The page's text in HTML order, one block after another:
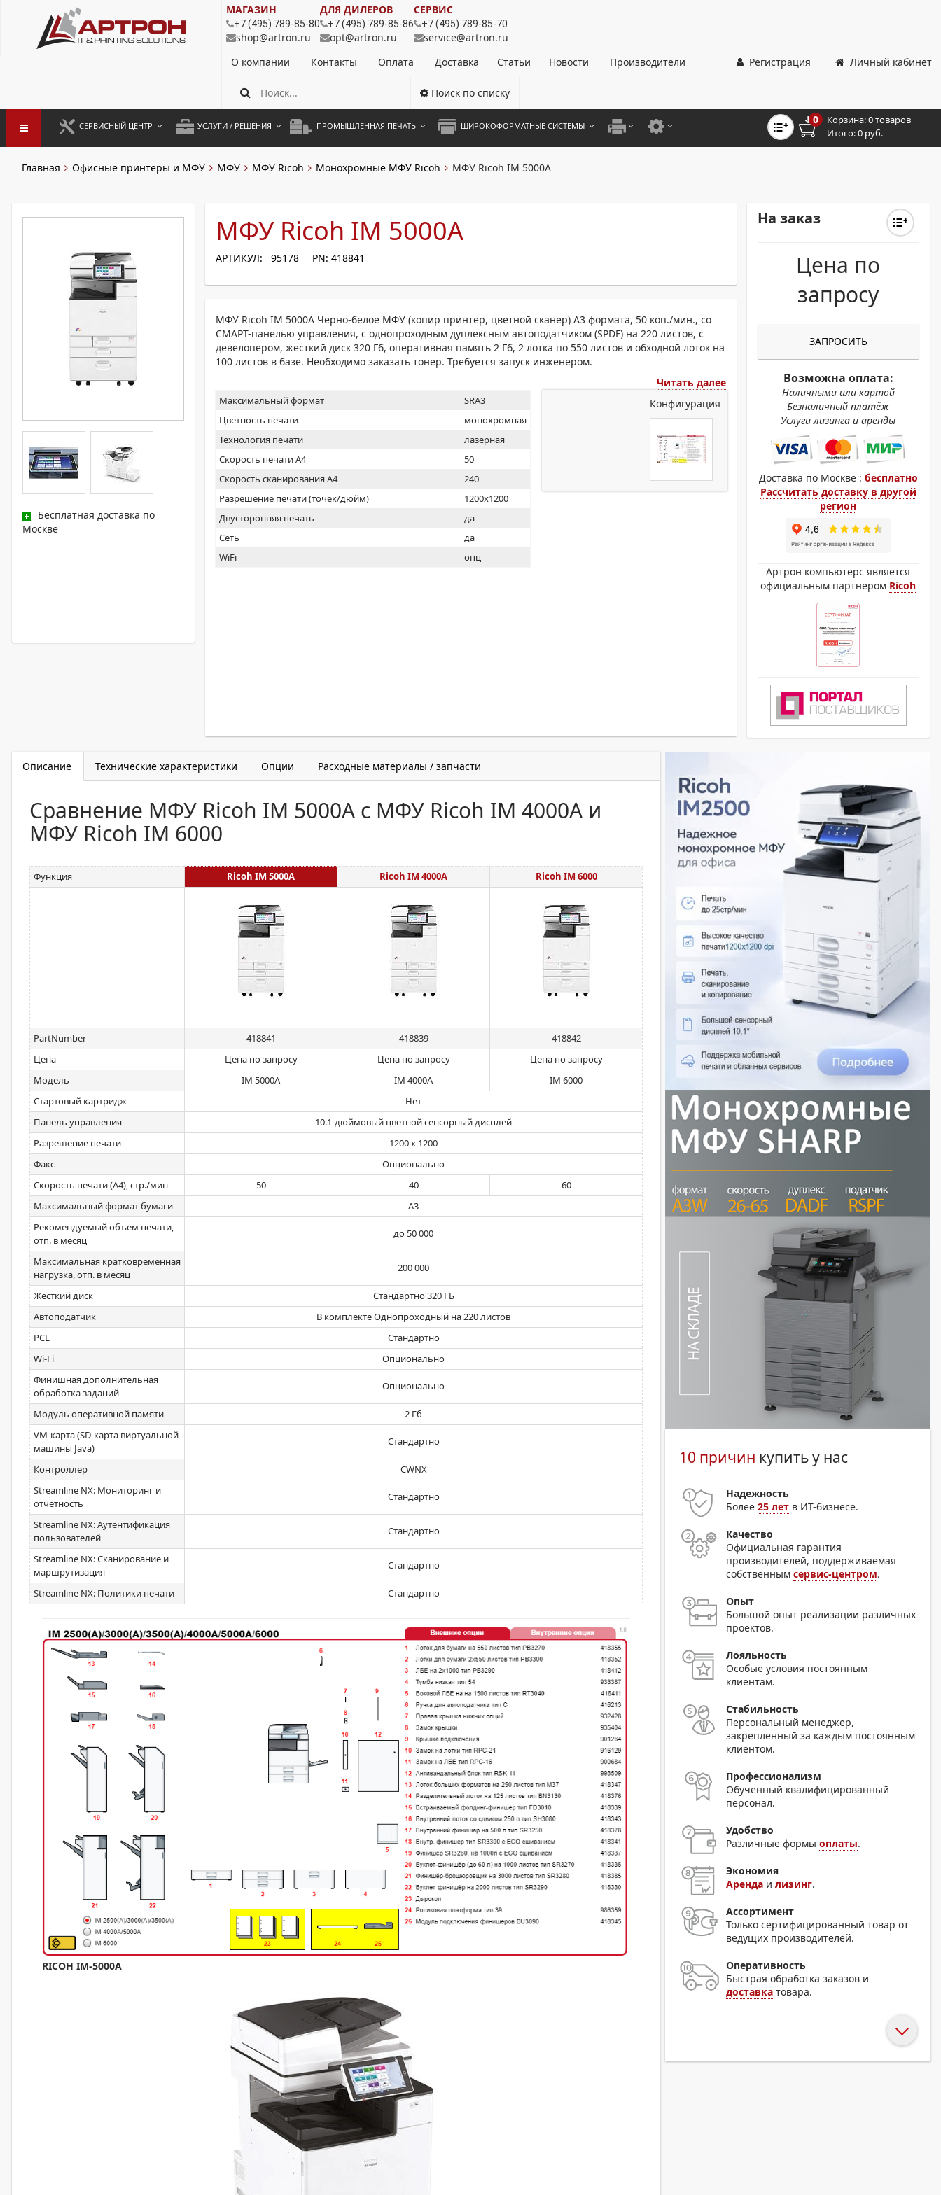
МАГАЗИН
+7 (495) 789-85-80
shop@artron.ru
ДЛЯ ДИЛЕРОВ
+7 (495) 789-85-86
opt@artron.ru
СЕРВИС
+7 (495) 789-85-70
service@artron.ru
О компании
Контакты Оплата Доставка Статьи Новости Производители Личный кабинет
Регистрация
Поиск по списку
СЕРВИСНЫЙ ЦЕНТР
ПРОФИЛАКТИКА И ТО
РАЗОВЫЕ РЕМОНТЫ
УСЛУГИ / РЕШЕНИЯ
АРЕНДА ОБОРУДОВАНИЯ
ПРОМЫШЛЕННАЯ ПЕЧАТЬ ШИРОКОФОРМАТНЫЕ СИСТЕМЫ
МОНОХРОМНЫЕ ПРИНТЕРЫ
ДЛЯ ШИРОКОФОРМАТНЫХ СИСТЕМ
0 Корзина:0 товаров
Итого:0 руб.
Главная Офисные принтеры и МФУ МФУ МФУ Ricoh Монохромные МФУ Ricoh МФУ Ricoh IM 5000A
Бесплатная доставка по
Москве
МФУ Ricoh IM 5000A
АРТИКУЛ: 95178 PN: 418841
МФУ Ricoh IM 5000A Черно-белое МФУ (копир принтер, цветной сканер) А3 формата, 50 коп./мин., со
СМАРТ-панелью управления, с однопроходным дуплексным автоподатчиком (SPDF) на 220 листов, с
девелопером, жесткий диск 320 Гб, оперативная память 2 Гб, 2 лотка по 550 листов и обходной лоток на
100 листов в базе. Необходимо заказать тонер. Требуется запуск инженером.
Читать далее
Максимальный формат
SRA3
Цветность печати
монохромная
Технология печати
лазерная
Скорость печати А4
50
Скорость сканирования А4
240
Разрешение печати (точек/дюйм)
1200х1200
Двусторонняя печать
да
Сеть
да
WiFi
опц
Конфигурация
На заказ
Цена по
запросу
ЗАПРОСИТЬ
Возможна оплата:
Наличными или картой
Безналичный платёж
Услуги лизинга и аренды
Доставка по Москве : бесплатно
Рассчитать доставку в другой
регион
Артрон компьютерс является
официальным партнером Ricoh
Описание Технические характеристики Опции Расходные материалы / запчасти
Сравнение МФУ Ricoh IM 5000A с МФУ Ricoh IM 4000A и
МФУ Ricoh IM 6000
Функция Ricoh IM 5000A Ricoh IM 4000A Ricoh IM 6000
PartNumber 418841 418839
418842
Цена
Цена по запросу Цена по запросу
Цена по запросу
Модель
IM 5000A IM 4000A
IM 6000
Стартовый картридж
Нет
Панель управления
10.1-дюймовый цветной сенсорный дисплей
Разрешение печати
1200 x 1200
Факс
Опционально
Скорость печати (А4), стр./мин
50 40
60
Максимальный формат бумаги
А3
Рекомендуемый объем печати,
отп. в месяц
до 50 000
Максимальная кратковременная
нагрузка, отп. в месяц
200 000
Жесткий диск
Стандартно 320 ГБ
Автоподатчик
В комплекте Однопроходный на 220 листов
PCL
Стандартно
Wi-Fi
Опционально
Финишная дополнительная
обработка заданий
Опционально
Модуль оперативной памяти
2 Гб
VM-карта (SD-карта виртуальной
машины Java)
Стандартно
Контроллер
CWNX
Streamline NX: Мониторинг и
отчетность
Стандартно
Streamline NX: Аутентификация
пользователей
Стандартно
Streamline NX: Сканирование и
маршрутизация
Стандартно
Streamline NX: Политики печати Стандартно
RICOH IM-5000A
10 причин купить у нас
Надежность
Более25 лет в ИТ-бизнесе.
Качество
Официальная гарантия
производителей, поддерживаемая
собственнымсервис-центром.
Опыт
Большой опыт реализации различных
проектов.
Лояльность
Особые условия постоянным
клиентам.
Стабильность
Персональный менеджер,
закрепленный за каждым постоянным
клиентом.
Профессионализм
Обученный квалифицированный
персонал.
Удобство
Различные формыоплаты.
Экономия
Аренда илизинг.
Ассортимент
Только сертифицированный товар от
ведущих производителей.
Оперативность
Быстрая обработка заказов и
доставка товара.